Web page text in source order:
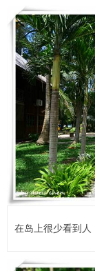
在岛上很少看到人